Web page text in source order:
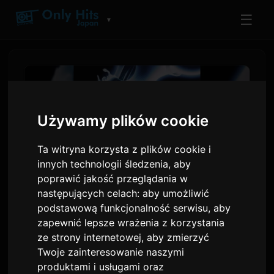
Używamy plików cookie
Ta witryna korzysta z plików cookie i
innych technologii śledzenia, aby
poprawić jakość przeglądania w
następujących celach:aby umożliwić
podstawową funkcjonalność serwisu,aby
zapewnić lepsze wrażenia z korzystania
ze strony internetowej,aby zmierzyć
Twoje zainteresowanie naszymi
produktami i usługami oraz
▼ ☰
BEYOND BORDERs - Projekt
Debiutujący na Anime Expo z
Udziałem Grimes i Odetari